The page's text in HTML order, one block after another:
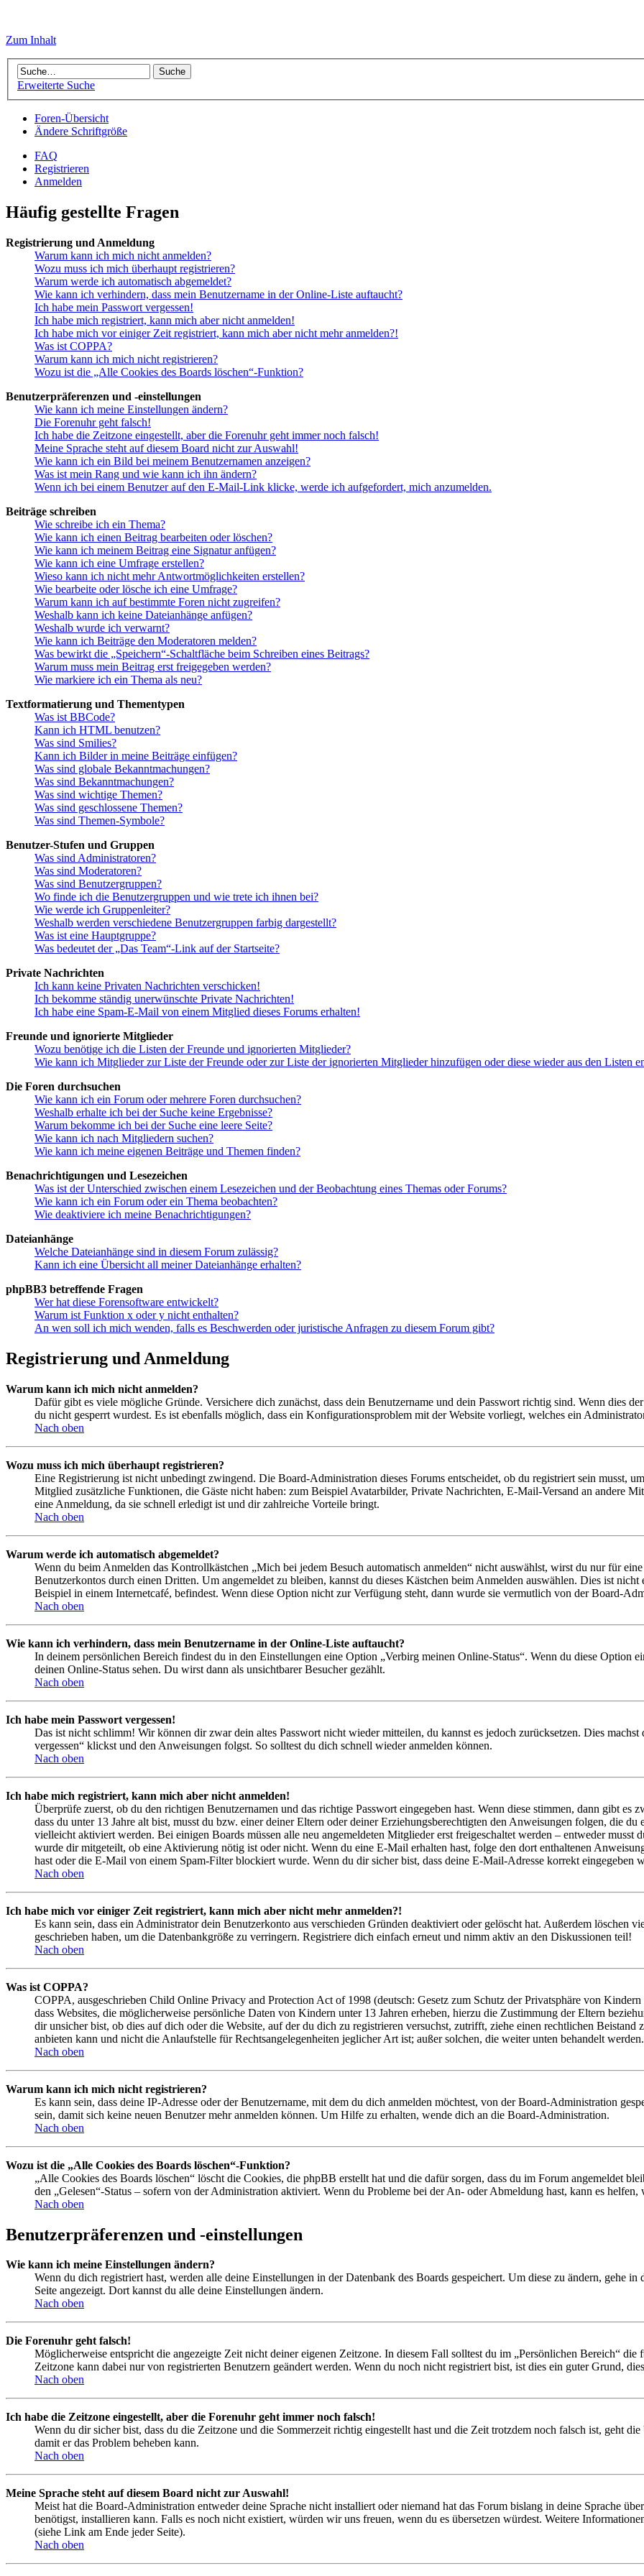
Zum Inhalt
Erweiterte Suche
Foren-Übersicht
Ändere Schriftgröße
FAQ
Registrieren
Anmelden
Häufig gestellte Fragen
Registrierung und Anmeldung
Warum kann ich mich nicht anmelden?
Wozu muss ich mich überhaupt registrieren?
Warum werde ich automatisch abgemeldet?
Wie kann ich verhindern, dass mein Benutzername in der Online-Liste auftaucht?
Ich habe mein Passwort vergessen!
Ich habe mich registriert, kann mich aber nicht anmelden!
Ich habe mich vor einiger Zeit registriert, kann mich aber nicht mehr anmelden?!
Was ist COPPA?
Warum kann ich mich nicht registrieren?
Wozu ist die „Alle Cookies des Boards löschen“-Funktion?
Benutzerpräferenzen und -einstellungen
Wie kann ich meine Einstellungen ändern?
Die Forenuhr geht falsch!
Ich habe die Zeitzone eingestellt, aber die Forenuhr geht immer noch falsch!
Meine Sprache steht auf diesem Board nicht zur Auswahl!
Wie kann ich ein Bild bei meinem Benutzernamen anzeigen?
Was ist mein Rang und wie kann ich ihn ändern?
Wenn ich bei einem Benutzer auf den E-Mail-Link klicke, werde ich aufgefordert, mich anzumelden.
Beiträge schreiben
Wie schreibe ich ein Thema?
Wie kann ich einen Beitrag bearbeiten oder löschen?
Wie kann ich meinem Beitrag eine Signatur anfügen?
Wie kann ich eine Umfrage erstellen?
Wieso kann ich nicht mehr Antwortmöglichkeiten erstellen?
Wie bearbeite oder lösche ich eine Umfrage?
Warum kann ich auf bestimmte Foren nicht zugreifen?
Weshalb kann ich keine Dateianhänge anfügen?
Weshalb wurde ich verwarnt?
Wie kann ich Beiträge den Moderatoren melden?
Was bewirkt die „Speichern“-Schaltfläche beim Schreiben eines Beitrags?
Warum muss mein Beitrag erst freigegeben werden?
Wie markiere ich ein Thema als neu?
Textformatierung und Thementypen
Was ist BBCode?
Kann ich HTML benutzen?
Was sind Smilies?
Kann ich Bilder in meine Beiträge einfügen?
Was sind globale Bekanntmachungen?
Was sind Bekanntmachungen?
Was sind wichtige Themen?
Was sind geschlossene Themen?
Was sind Themen-Symbole?
Benutzer-Stufen und Gruppen
Was sind Administratoren?
Was sind Moderatoren?
Was sind Benutzergruppen?
Wo finde ich die Benutzergruppen und wie trete ich ihnen bei?
Wie werde ich Gruppenleiter?
Weshalb werden verschiedene Benutzergruppen farbig dargestellt?
Was ist eine Hauptgruppe?
Was bedeutet der „Das Team“-Link auf der Startseite?
Private Nachrichten
Ich kann keine Privaten Nachrichten verschicken!
Ich bekomme ständig unerwünschte Private Nachrichten!
Ich habe eine Spam-E-Mail von einem Mitglied dieses Forums erhalten!
Freunde und ignorierte Mitglieder
Wozu benötige ich die Listen der Freunde und ignorierten Mitglieder?
Wie kann ich Mitglieder zur Liste der Freunde oder zur Liste der ignorierten Mitglieder hinzufügen oder diese wieder aus den Listen
Die Foren durchsuchen
Wie kann ich ein Forum oder mehrere Foren durchsuchen?
Weshalb erhalte ich bei der Suche keine Ergebnisse?
Warum bekomme ich bei der Suche eine leere Seite?
Wie kann ich nach Mitgliedern suchen?
Wie kann ich meine eigenen Beiträge und Themen finden?
Benachrichtigungen und Lesezeichen
Was ist der Unterschied zwischen einem Lesezeichen und der Beobachtung eines Themas oder Forums?
Wie kann ich ein Forum oder ein Thema beobachten?
Wie deaktiviere ich meine Benachrichtigungen?
Dateianhänge
Welche Dateianhänge sind in diesem Forum zulässig?
Kann ich eine Übersicht all meiner Dateianhänge erhalten?
phpBB3 betreffende Fragen
Wer hat diese Forensoftware entwickelt?
Warum ist Funktion x oder y nicht enthalten?
An wen soll ich mich wenden, falls es Beschwerden oder juristische Anfragen zu diesem Forum gibt?
Registrierung und Anmeldung
Warum kann ich mich nicht anmelden?
Dafür gibt es viele mögliche Gründe. Versichere dich zunächst, dass dein Benutzername und dein Passwort richtig sind. Wenn dies
du nicht gesperrt wurdest. Es ist ebenfalls möglich, dass ein Konfigurationsproblem mit der Website vorliegt, welches ein
Nach oben
Wozu muss ich mich überhaupt registrieren?
Eine Registrierung ist nicht unbedingt zwingend. Die Board-Administration dieses Forums entscheidet, ob du registriert sein musst,
Mitglied zusätzliche Funktionen, die Gäste nicht haben: zum Beispiel Avatarbilder, Private Nachrichten, E-Mail-Versand an andere
eine Anmeldung, da sie schnell erledigt ist und dir zahlreiche Vorteile bringt.
Nach oben
Warum werde ich automatisch abgemeldet?
Wenn du beim Anmelden das Kontrollkästchen „Mich bei jedem Besuch automatisch anmelden“ nicht auswählst, wirst du nur für
Benutzerkontos durch einen Dritten. Um angemeldet zu bleiben, kannst du dieses Kästchen beim Anmelden auswählen. Dies ist
Beispiel in einem Internetcafé, befindest. Wenn diese Option nicht zur Verfügung steht, dann wurde sie vermutlich von der Board-
Nach oben
Wie kann ich verhindern, dass mein Benutzername in der Online-Liste auftaucht?
In deinem persönlichen Bereich findest du in den Einstellungen eine Option „Verbirg meinen Online-Status“. Wenn du diese Option
deinen Online-Status sehen. Du wirst dann als unsichtbarer Besucher gezählt.
Nach oben
Ich habe mein Passwort vergessen!
Das ist nicht schlimm! Wir können dir zwar dein altes Passwort nicht wieder mitteilen, du kannst es jedoch zurücksetzen. Dies
vergessen“ klickst und den Anweisungen folgst. So solltest du dich schnell wieder anmelden können.
Nach oben
Ich habe mich registriert, kann mich aber nicht anmelden!
Überprüfe zuerst, ob du den richtigen Benutzernamen und das richtige Passwort eingegeben hast. Wenn diese stimmen, dann gibt es
dass du unter 13 Jahre alt bist, musst du bzw. einer deiner Eltern oder deiner Erziehungsberechtigten den Anweisungen folgen, die
vielleicht aktiviert werden. Bei einigen Boards müssen alle neu angemeldeten Mitglieder erst freigeschaltet werden – entweder musst
wurde dir mitgeteilt, ob eine Aktivierung nötig ist oder nicht. Wenn du eine E-Mail erhalten hast, folge den dort enthaltenen
hast oder die E-Mail von einem Spam-Filter blockiert wurde. Wenn du dir sicher bist, dass deine E-Mail-Adresse korrekt eingegeben
Nach oben
Ich habe mich vor einiger Zeit registriert, kann mich aber nicht mehr anmelden?!
Es kann sein, dass ein Administrator dein Benutzerkonto aus verschieden Gründen deaktiviert oder gelöscht hat. Außerdem löschen
geschrieben haben, um die Datenbankgröße zu verringern. Registriere dich einfach erneut und nimm aktiv an den Diskussionen teil!
Nach oben
Was ist COPPA?
COPPA, ausgeschrieben Child Online Privacy and Protection Act of 1998 (deutsch: Gesetz zum Schutz der Privatsphäre von
dass Websites, die möglicherweise persönliche Daten von Kindern unter 13 Jahren erheben, hierzu die Zustimmung der Eltern
dir unsicher bist, ob dies auf dich oder die Website, auf der du dich zu registrieren versuchst, zutrifft, ziehe einen rechtlichen Beistand
anbieten kann und nicht die Anlaufstelle für Rechtsangelegenheiten jeglicher Art ist; außer solchen, die weiter unten behandelt werden.
Nach oben
Warum kann ich mich nicht registrieren?
Es kann sein, dass deine IP-Adresse oder der Benutzername, mit dem du dich anmelden möchtest, von der Board-Administration
sein, damit sich keine neuen Benutzer mehr anmelden können. Um Hilfe zu erhalten, wende dich an die Board-Administration.
Nach oben
Wozu ist die „Alle Cookies des Boards löschen“-Funktion?
„Alle Cookies des Boards löschen“ löscht die Cookies, die phpBB erstellt hat und die dafür sorgen, dass du im Forum angemeldet
den „Gelesen“-Status – sofern von der Administration aktiviert. Wenn du Probleme bei der An- oder Abmeldung hast, kann es
Nach oben
Benutzerpräferenzen und -einstellungen
Wie kann ich meine Einstellungen ändern?
Wenn du dich registriert hast, werden alle deine Einstellungen in der Datenbank des Boards gespeichert. Um diese zu ändern, gehe
Seite angezeigt. Dort kannst du alle deine Einstellungen ändern.
Nach oben
Die Forenuhr geht falsch!
Möglicherweise entspricht die angezeigte Zeit nicht deiner eigenen Zeitzone. In diesem Fall solltest du im „Persönlichen Bereich“
Zeitzone kann dabei nur von registrierten Benutzern geändert werden. Wenn du noch nicht registriert bist, ist dies ein guter Grund,
Nach oben
Ich habe die Zeitzone eingestellt, aber die Forenuhr geht immer noch falsch!
Wenn du dir sicher bist, dass du die Zeitzone und die Sommerzeit richtig eingestellt hast und die Zeit trotzdem noch falsch ist, geht
damit er das Problem beheben kann.
Nach oben
Meine Sprache steht auf diesem Board nicht zur Auswahl!
Meist hat die Board-Administration entweder deine Sprache nicht installiert oder niemand hat das Forum bislang in deine Sprache
benötigst, installieren kann. Falls es noch nicht existiert, würden wir uns freuen, wenn du es übersetzen würdest. Weitere
(siehe Link am Ende jeder Seite).
Nach oben